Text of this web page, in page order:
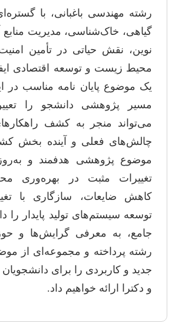
رشته مهندسی باغبانی، با
گیاهی، خاک‌شناسی، مدیریت
نوین، نقش حیاتی در تأمین امنیت
محیط زیست و توسعه اقتصادی
یک موضوع پایان نامه مناسب در
مسیر پژوهشی دانشجو را
می‌تواند منجر به کشف
چالش‌های فعلی و آینده بخش
موضوع پژوهشی هدفمند و
تغییرات مثبت در بهره‌وری
کاهش ضایعات، سازگاری با
توسعه سیستم‌های تولید پایدار را
جامع، به معرفی گرایش‌ها و
رشته پرداخته و مجموعه‌ای از
جدید و کاربردی را برای
و دکترا ارائه خواهیم داد.